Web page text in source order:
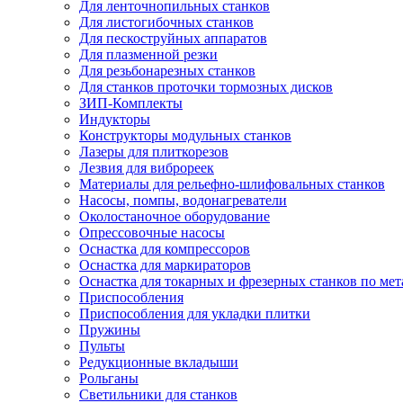
Для ленточнопильных станков
Для листогибочных станков
Для пескоструйных аппаратов
Для плазменной резки
Для резьбонарезных станков
Для станков проточки тормозных дисков
ЗИП-Комплекты
Индукторы
Конструкторы модульных станков
Лазеры для плиткорезов
Лезвия для виброреек
Материалы для рельефно-шлифовальных станков
Насосы, помпы, водонагреватели
Околостаночное оборудование
Опрессовочные насосы
Оснастка для компрессоров
Оснастка для маркираторов
Оснастка для токарных и фрезерных станков по
Приспособления
Приспособления для укладки плитки
Пружины
Пульты
Редукционные вкладыши
Рольганы
Светильники для станков